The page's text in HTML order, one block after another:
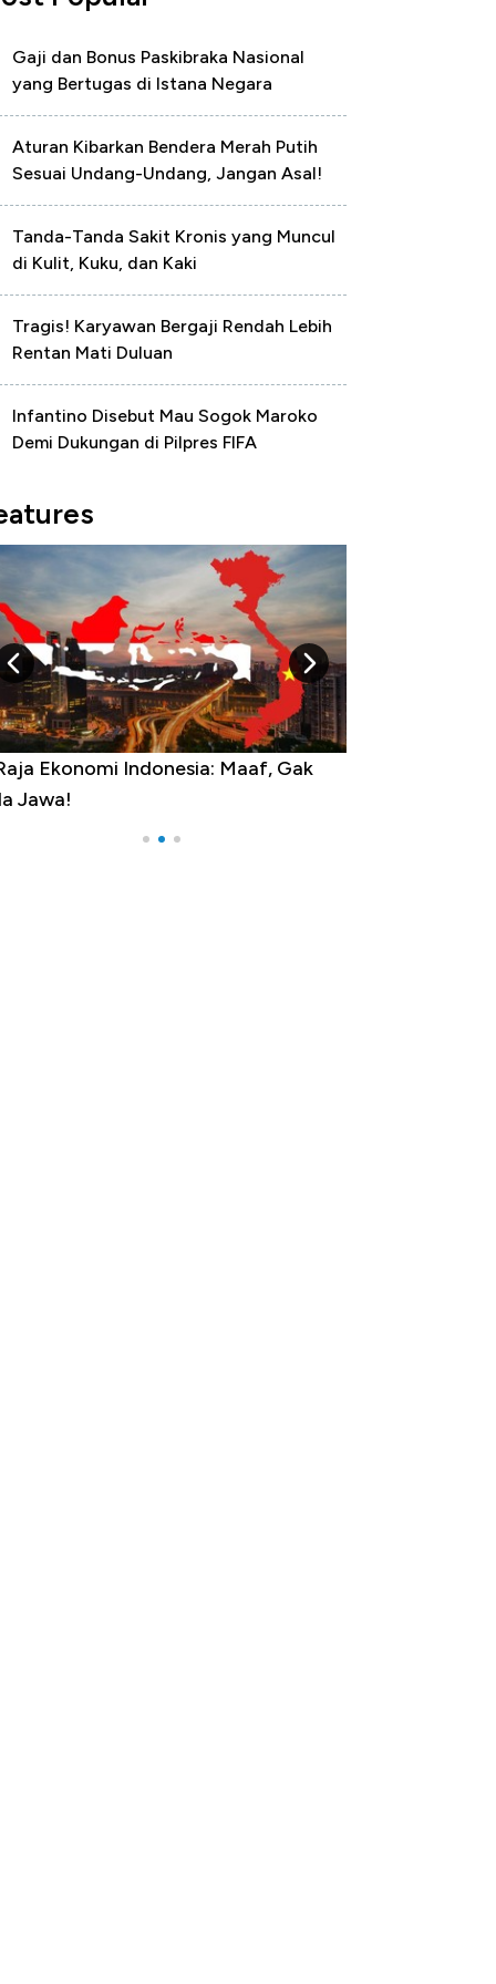
Gaji dan Bonus Paskibraka Nasional
yang Bertugas di Istana Negara
Aturan Kibarkan Bendera Merah Putih
Sesuai Undang-Undang, Jangan Asal!
Tanda-Tanda Sakit Kronis yang Muncul
di Kulit, Kuku, dan Kaki
Tragis! Karyawan Bergaji Rendah Lebih
Rentan Mati Duluan
Infantino Disebut Mau Sogok Maroko
Demi Dukungan di Pilpres FIFA
Ekonomi Indonesia: Maaf, Gak
Jawa!